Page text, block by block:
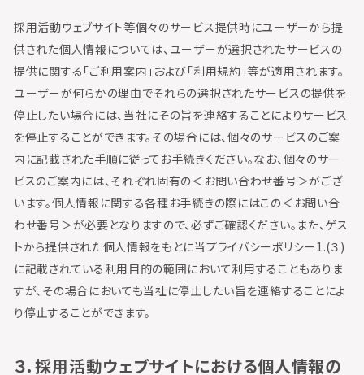
採用活動ウェブサイト等個々のサービス提供時にユーザーから提
供された個人情報については、ユーザーが選択されたサービスの
提供に関する「ご利用案内」および「利用規約」等が適用されます。
ユーザーが何らかの理由でそれらの選択されたサービスの提供を
停止したい場合には、当社にその旨を連絡することによりサービス
を停止することができます。その場合には、個々のサービスのご案
内に記載された手順に従ってお手続きください。なお、個々のサー
ビスのご案内には、それぞれ固有の＜お問い合わせ番号＞がござ
います。個人情報に関する各種お手続きの際にはこの＜お問い合
わせ番号＞が必要となりますので、必ずご確認ください。また、ゲス
トから提供された個人情報をもとに当プライバシーポリシー1.(３)
に記載されている利用目的の範囲において利用することもありま
すが、その場合においても当社に停止したい旨を連絡することによ
り停止することができます。
３．採用活動ウェブサイトにおける個人情報の